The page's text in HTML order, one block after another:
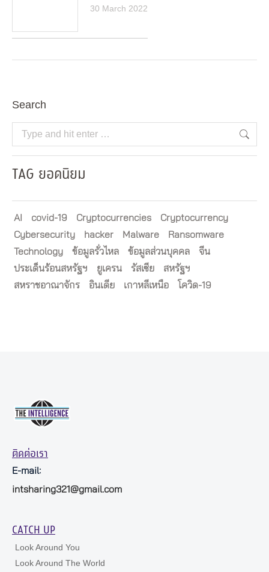
30 March 2022
Search
Search:
TAG ยอดนิยม
AI covid-19 Cryptocurrencies
Cryptocurrency
Cybersecurity
hacker Malware
Ransomware
Technology
ข้อมูลรั่วไหล ข้อมูลส่วนบุคคล
จีน
ประเด็นร้อนสหรัฐฯ
ยูเครน รัสเซีย
สหรัฐฯ
สหราชอาณาจักร
อินเดีย เกาหลีเหนือ โควิด-19
ติดต่อเรา
E-mail:
intsharing321@gmail.com
CATCH UP
Look Around You
Look Around The World